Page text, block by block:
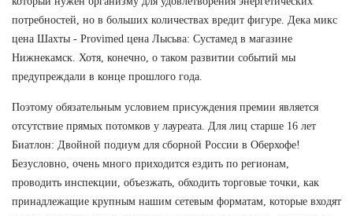
потребностей, но в больших количествах вредит фигуре. Дека микс
цена Шахты - Provimed цена Лысьва: Сустамед в магазине
Нижнекамск. Хотя, конечно, о таком развитии событий мы
предупреждали в конце прошлого года.
Поэтому обязательным условием присуждения премии является
отсутствие прямых потомков у лауреата. Для лиц старше 16 лет
Биатлон: Двойной подиум для сборной России в Оберхофе!
Безусловно, очень много приходится ездить по регионам,
проводить инспекции, объезжать, обходить торговые точки, как
принадлежащие крупным нашим сетевым форматам, которые входят